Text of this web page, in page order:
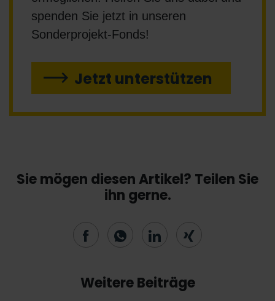
spenden Sie jetzt in unseren
Sonderprojekt-Fonds!
Jetzt unterstützen
Sie mögen diesen Artikel? Teilen Sie
ihn gerne.
Weitere Beiträge